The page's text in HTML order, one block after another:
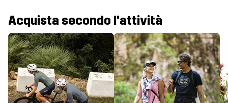
Acquista secondo l'attività